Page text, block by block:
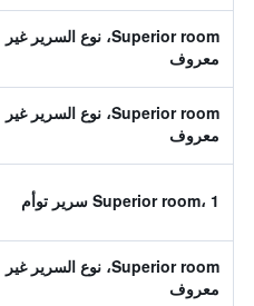
Superior room، نوع السرير غير
معروف
Superior room، نوع السرير غير
معروف
Superior room، 1 سرير توأم
Superior room، نوع السرير غير
معروف